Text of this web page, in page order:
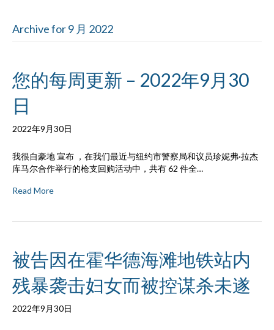
Archive for 9 月 2022
您的每周更新 – 2022年9月30
日
2022年9月30日
我很自豪地 宣布 ，在我们最近与纽约市警察局和议员珍妮弗·拉杰
库马尔合作举行的枪支回购活动中，共有 62 件全…
Read More
被告因在霍华德海滩地铁站内
残暴袭击妇女而被控谋杀未遂
2022年9月30日